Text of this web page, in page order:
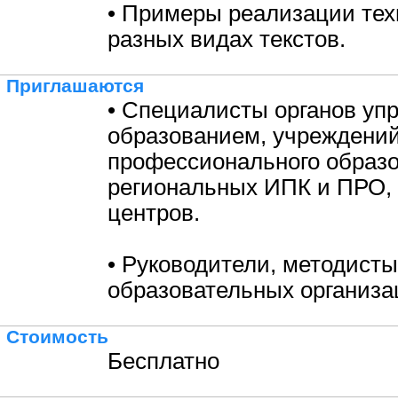
• Примеры реализации
разных видах текстов.
Приглашаются
• Специалисты органов
образованием,
профессионального
региональных ИПК и ПРО,
центров.
• Руководители,
образовательных
Стоимость
Бесплатно